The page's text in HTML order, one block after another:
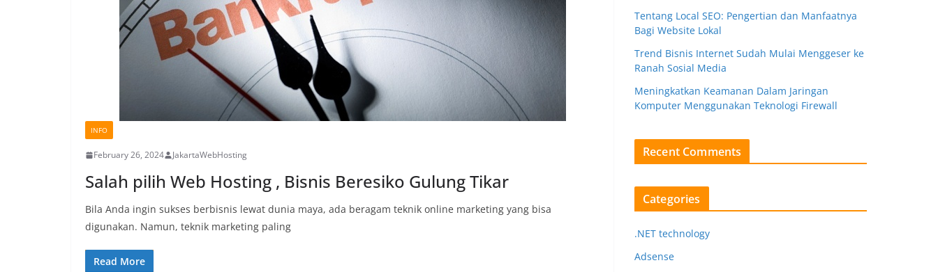
INFO
February 26, 2024 JakartaWebHosting
Salah pilih Web Hosting , Bisnis Beresiko Gulung Tikar
Bila Anda ingin sukses berbisnis lewat dunia maya, ada beragam teknik online marketing yang bisa
digunakan. Namun, teknik marketing paling
Read More
Tentang Local SEO: Pengertian dan Manfaatnya
Bagi Website Lokal
Trend Bisnis Internet Sudah Mulai Menggeser ke
Ranah Sosial Media
Meningkatkan Keamanan Dalam Jaringan
Komputer Menggunakan Teknologi Firewall
Recent Comments
Categories
.NET technology
Adsense